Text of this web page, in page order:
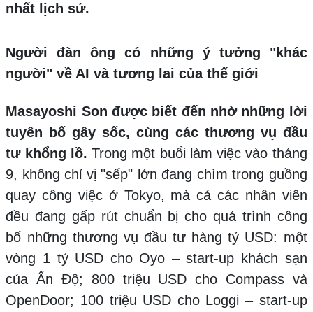
nhất lịch sử.
Người đàn ông có những ý tưởng "khác
người" về AI và tương lai của thế giới
Masayoshi Son được biết đến nhờ những lời
tuyên bố gây sốc, cùng các thương vụ đầu
tư khổng lồ. Trong một buổi làm việc vào tháng
9, không chỉ vị "sếp" lớn đang chìm trong guồng
quay công việc ở Tokyo, mà cả các nhân viên
đều đang gấp rút chuẩn bị cho quá trình công
bố những thương vụ đầu tư hàng tỷ USD: một
vòng 1 tỷ USD cho Oyo – start-up khách sạn
của Ấn Độ; 800 triệu USD cho Compass và
OpenDoor; 100 triệu USD cho Loggi – start-up